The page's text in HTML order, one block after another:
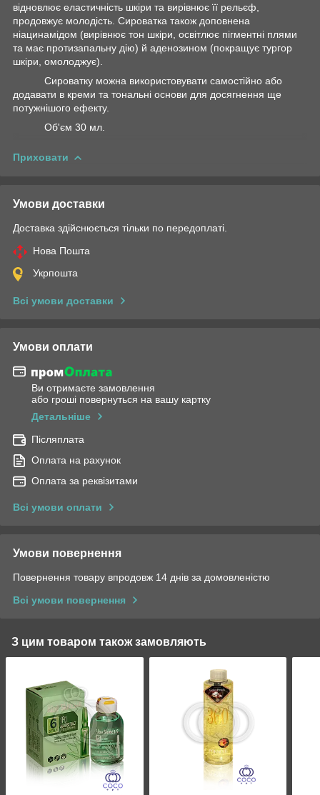
відновлює еластичність шкіри та вирівнює її рельєф,
продовжує молодість. Сироватка також доповнена
ніацинамідом (вирівнює тон шкіри, освітлює пігментні плями
та має протизапальну дію) й аденозином (покращує тургор
шкіри, омолоджує).
Сироватку можна використовувати самостійно або
додавати в креми та тональні основи для досягнення ще
потужнішого ефекту.
Об'єм 30 мл.
Приховати
Умови доставки
Доставка здійснюється тільки по передоплаті.
Нова Пошта
Укрпошта
Всі умови доставки
Умови оплати
Ви отримаєте замовлення
або гроші повернуться на вашу картку
Детальніше
Післяплата
Оплата на рахунок
Оплата за реквізитами
Всі умови оплати
Умови повернення
Повернення товару впродовж 14 днів за домовленістю
Всі умови повернення
З цим товаром також замовляють